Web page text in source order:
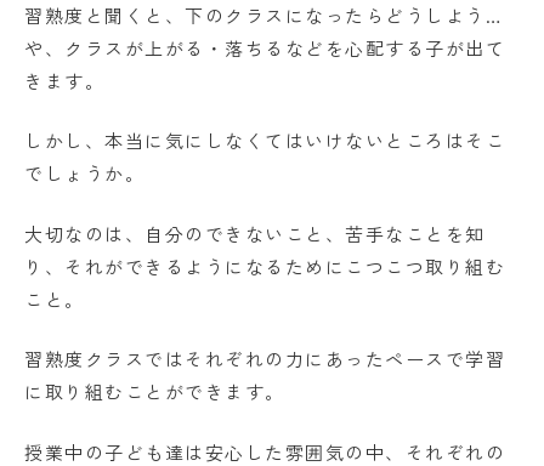
習熟度と聞くと、下のクラスになったらどうしよう…
や、クラスが上がる・落ちるなどを心配する子が出て
きます。
しかし、本当に気にしなくてはいけないところはそこ
でしょうか。
大切なのは、自分のできないこと、苦手なことを知
り、それができるようになるためにこつこつ取り組む
こと。
習熟度クラスではそれぞれの力にあったペースで学習
に取り組むことができます。
授業中の子ども達は安心した雰囲気の中、それぞれの